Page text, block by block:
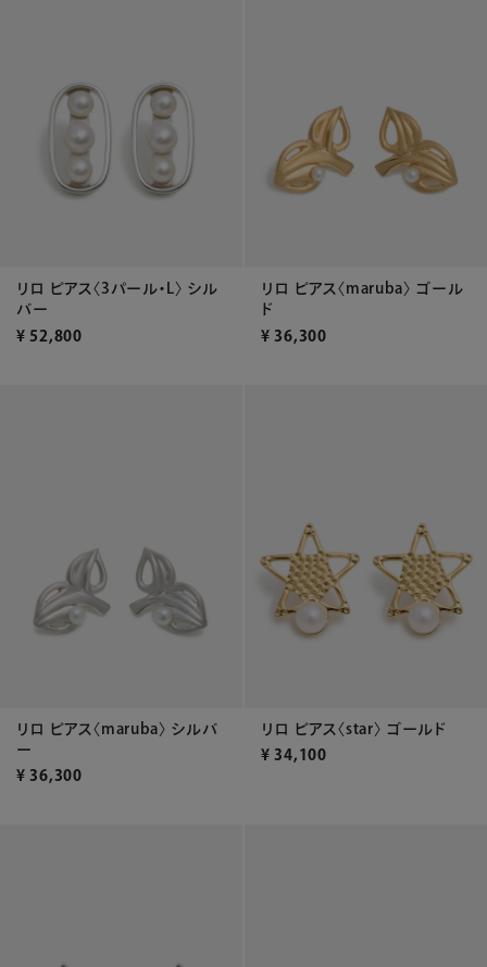
リロ ピアス〈3パール・L〉 シル
バー
¥ 52,800
リロ ピアス〈maruba〉 ゴール
ド
¥ 36,300
リロ ピアス〈maruba〉 シルバ
ー
¥ 36,300
リロ ピアス〈star〉 ゴールド
¥ 34,100